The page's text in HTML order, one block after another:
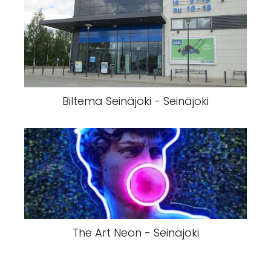
Biltema Seinäjoki - Seinäjoki
The Art Neon - Seinäjoki